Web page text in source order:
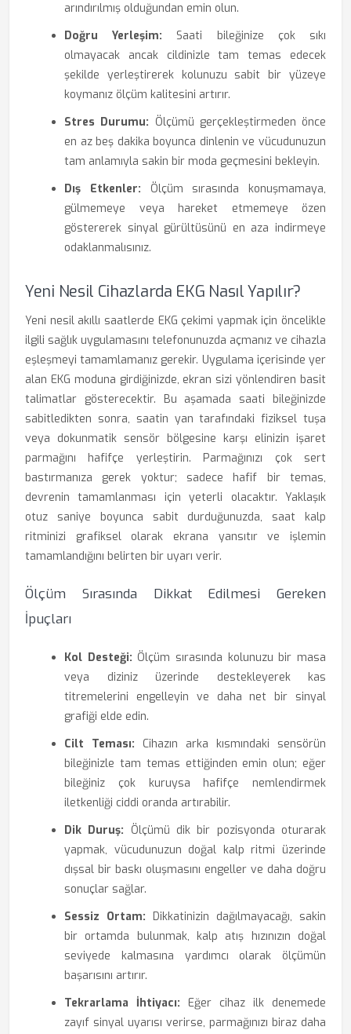
arındırılmış olduğundan emin olun.
Doğru Yerleşim: Saati bileğinize çok sıkı
olmayacak ancak cildinizle tam temas edecek
şekilde yerleştirerek kolunuzu sabit bir yüzeye
koymanız ölçüm kalitesini artırır.
Stres Durumu: Ölçümü gerçekleştirmeden önce
en az beş dakika boyunca dinlenin ve vücudunuzun
tam anlamıyla sakin bir moda geçmesini bekleyin.
Dış Etkenler: Ölçüm sırasında konuşmamaya,
gülmemeye veya hareket etmemeye özen
göstererek sinyal gürültüsünü en aza indirmeye
odaklanmalısınız.
Yeni Nesil Cihazlarda EKG Nasıl Yapılır?
Yeni nesil akıllı saatlerde EKG çekimi yapmak için öncelikle
ilgili sağlık uygulamasını telefonunuzda açmanız ve cihazla
eşleşmeyi tamamlamanız gerekir. Uygulama içerisinde yer
alan EKG moduna girdiğinizde, ekran sizi yönlendiren basit
talimatlar gösterecektir. Bu aşamada saati bileğinizde
sabitledikten sonra, saatin yan tarafındaki fiziksel tuşa
veya dokunmatik sensör bölgesine karşı elinizin işaret
parmağını hafifçe yerleştirin. Parmağınızı çok sert
bastırmanıza gerek yoktur; sadece hafif bir temas,
devrenin tamamlanması için yeterli olacaktır. Yaklaşık
otuz saniye boyunca sabit durduğunuzda, saat kalp
ritminizi grafiksel olarak ekrana yansıtır ve işlemin
tamamlandığını belirten bir uyarı verir.
Ölçüm Sırasında Dikkat Edilmesi Gereken
İpuçları
Kol Desteği: Ölçüm sırasında kolunuzu bir masa
veya diziniz üzerinde destekleyerek kas
titremelerini engelleyin ve daha net bir sinyal
grafiği elde edin.
Cilt Teması: Cihazın arka kısmındaki sensörün
bileğinizle tam temas ettiğinden emin olun; eğer
bileğiniz çok kuruysa hafifçe nemlendirmek
iletkenliği ciddi oranda artırabilir.
Dik Duruş: Ölçümü dik bir pozisyonda oturarak
yapmak, vücudunuzun doğal kalp ritmi üzerinde
dışsal bir baskı oluşmasını engeller ve daha doğru
sonuçlar sağlar.
Sessiz Ortam: Dikkatinizin dağılmayacağı, sakin
bir ortamda bulunmak, kalp atış hızınızın doğal
seviyede kalmasına yardımcı olarak ölçümün
başarısını artırır.
Tekrarlama İhtiyacı: Eğer cihaz ilk denemede
zayıf sinyal uyarısı verirse, parmağınızı biraz daha